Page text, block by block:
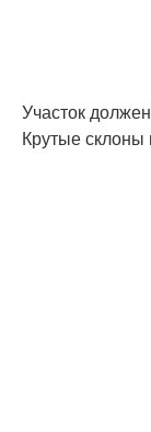
Участок
Крутые склоны